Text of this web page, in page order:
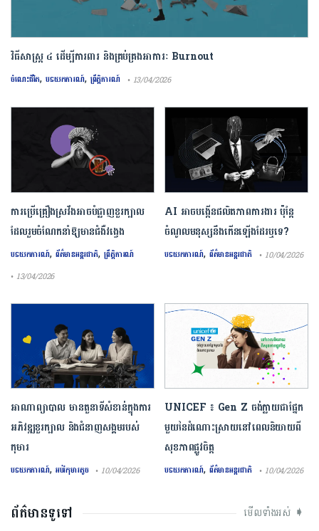
វិធីសាស្រ្ត ៤ ​ដើម្បី​ការពារ និងគ្រប់គ្រង​អាការៈ Burnout
ចំណេះជីវិត, បទយកការណ៍, ព្រឹត្តិការណ៍ • 13/04/2026
ការ​ប្រើគ្រឿង​ស្រវឹង​អាចបំផ្លាញ​ខួរក្បាល
ដែល​រួមចំណែក​នាំឱ្យ​មាន​ជំងឺ​វង្វេង
បទយកការណ៍, ព័ត៌មានអន្តរជាតិ,ព្រឹត្តិការណ៍
• 13/04/2026
AI អាចបង្កើនផលិតភាពការងារ ប៉ុន្តែ
ចំណូលមនុស្សនឹងកើនឡើងដែរឬទេ?
បទយកការណ៍, ព័ត៌មានអន្តរជាតិ • 10/04/2026
អាណាព្យាបាល មានតួនាទីសំខាន់ក្នុងការ
អភិវឌ្ឍខួរក្បាល និងជំនាញសង្គមរបស់
កុមារ
បទយកការណ៍, អប់រំកុមារតូច • 10/04/2026
UNICEF ៖ Gen Z ចង់ក្លាយ​ជា​ផ្នែក​
មួយ​នៃ​ដំណោះស្រាយ​នៅ​ពេល​និយាយ​ពី
សុខភាព​ផ្លូវចិត្ត
បទយកការណ៍, ព័ត៌មានអន្តរជាតិ • 10/04/2026
ព័ត៌មានទូទៅ មើលទាំងអស់ ➧